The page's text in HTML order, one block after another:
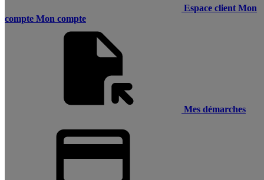
Espace client Mon
compte Mon compte
Mes démarches